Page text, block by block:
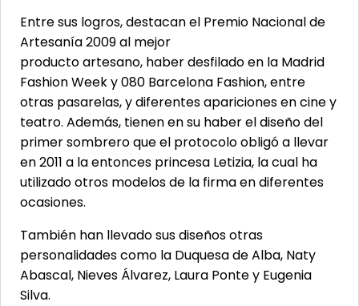
Entre sus logros, destacan el Premio Nacional de
Artesanía 2009 al mejor
producto artesano, haber desfilado en la Madrid
Fashion Week y 080 Barcelona Fashion, entre
otras pasarelas, y diferentes apariciones en cine y
teatro. Además, tienen en su haber el diseño del
primer sombrero que el protocolo obligó a llevar
en 2011 a la entonces princesa Letizia, la cual ha
utilizado otros modelos de la firma en diferentes
ocasiones.
También han llevado sus diseños otras
personalidades como la Duquesa de Alba, Naty
Abascal, Nieves Álvarez, Laura Ponte y Eugenia
Silva.